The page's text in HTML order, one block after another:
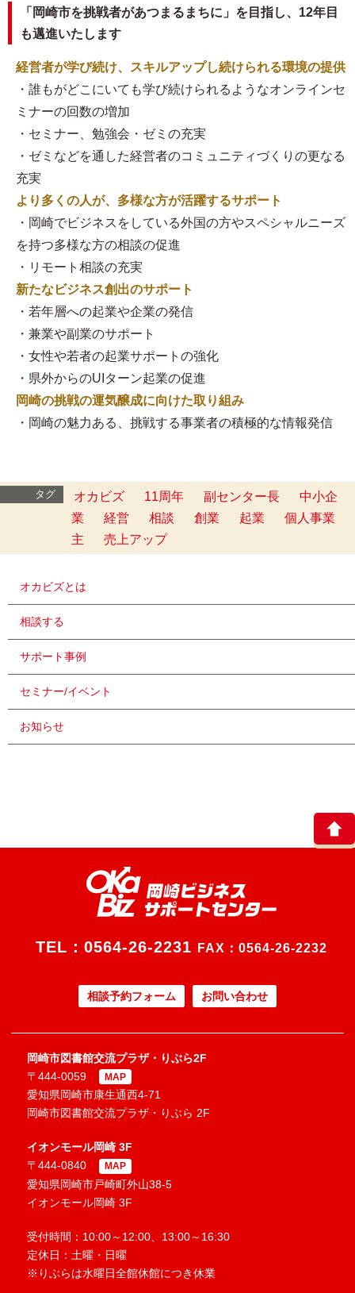
「岡崎市を挑戦者があつまるまちに」を目指し、12年目
も邁進いたします
経営者が学び続け、スキルアップし続けられる環境の提供
・誰もがどこにいても学び続けられるようなオンラインセ
ミナーの回数の増加
・セミナー、勉強会・ゼミの充実
・ゼミなどを通した経営者のコミュニティづくりの更なる
充実
より多くの人が、多様な方が活躍するサポート
・岡崎でビジネスをしている外国の方やスペシャルニーズ
を持つ多様な方の相談の促進
・リモート相談の充実
新たなビジネス創出のサポート
・若年層への起業や企業の発信
・兼業や副業のサポート
・女性や若者の起業サポートの強化
・県外からのUIターン起業の促進
岡崎の挑戦の運気醸成に向けた取り組み
・岡崎の魅力ある、挑戦する事業者の積極的な情報発信
タグ オカビズ 11周年 副センター長
中小企
業
経営 相談 創業 起業
個人事業
主
売上アップ
オカビズとは
相談する
サポート事例
セミナー/イベント
お知らせ
TEL： 0564-26-2231 FAX：0564-26-2232
相談予約フォーム お問い合わせ
岡崎市図書館交流プラザ・りぶら2F
〒444-0059
MAP
愛知県岡崎市康生通西4-71
岡崎市図書館交流プラザ・りぶら 2F
イオンモール岡崎 3F
〒444-0840
MAP
愛知県岡崎市戸崎町外山38-5
イオンモール岡崎 3F
受付時間：10:00～12:00、13:00～16:30
定休日：土曜・日曜
※りぶらは水曜日全館休館につき休業